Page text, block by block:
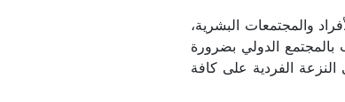
والمجتمعات البشرية،
الدولي بضرورة
الفردية على كافة